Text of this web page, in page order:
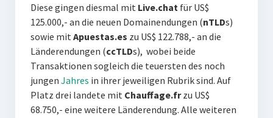
Diese gingen diesmal mit Live.chatfür US$
125.000,- an die neuen Domainendungen (nTLDs)
sowie mitApuestas.es zu US$ 122.788,- an die
Länderendungen (ccTLDs), wobei beide
Transaktionen sogleich die teuersten des noch
jungen Jahres in ihrer jeweiligen Rubrik sind. Auf
Platz drei landete mit Chauffage.frzu US$
68.750,- eine weitere Länderendung. Alle weiteren